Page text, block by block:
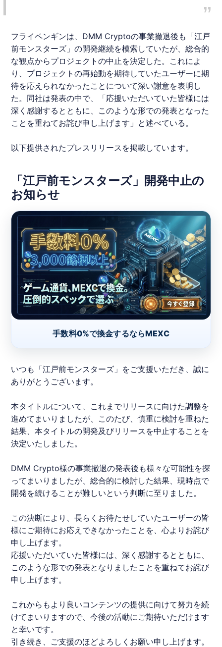
フライペンギンは、 DMM Cryptoの事業撤退後も「江戸
前モンスターズ 」の開発継続を模索していたが、総合的
な観点からプロジェクトの中止を決定した。これによ
り、プロジェクトの再始動を期待していたユーザーに期
待を応えられなかったことについて深い謝意を表明し
た。同社は発表の中で、「応援いただいていた皆様には
深く感謝するとともに、このような形での発表となった
ことを重ねてお詫び申し上げます」と述べている。
以下提供されたプレスリリースを掲載しています。
「江戸前モンスターズ」開発中止の
お知らせ
手数料0%で換金するならMEXC
いつも「江戸前モンスターズ 」をご支援いただき、誠に
ありがとうございます。
本タイトルについて、これまでリリースに向けた調整を
進めてまいりましたが、このたび、慎重に検討を重ねた
結果、本タイトルの開発及びリリースを中止することを
決定いたしました。
DMM Crypto様の事業撤退の発表後も様々な可能性を探
ってまいりましたが、総合的に検討した結果、現時点で
開発を続けることが難しいという判断に至りました。
この決断により、長らくお待たせしていたユーザーの皆
様にご期待にお応えできなかったことを、心よりお詫び
申し上げます。
応援いただいていた皆様には、深く感謝するとともに、
このような形での発表となりましたことを重ねてお詫び
申し上げます。
これからもより良いコンテンツの提供に向けて努力を続
けてまいりますので、今後の活動にご期待いただけます
と幸いです。
引き続き、ご支援のほどよろしくお願い申し上げます。